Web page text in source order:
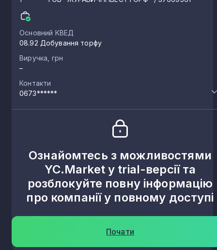
Основний КВЕД
08.92 Добування торфу
Виручка, грн
–
Контакти
0673******
Ознайомтесь з можливостями
YC.Market у trial-версії та
розблокуйте повну інформацію
про компанії у повному доступі
Почати